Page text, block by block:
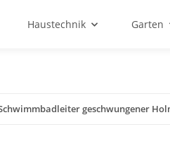
Haustechnik Garten
geschwungener